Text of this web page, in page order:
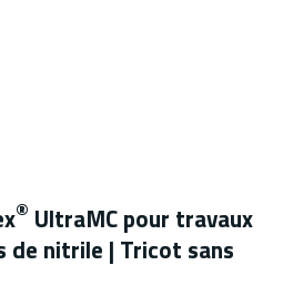
® UltraMC pour travaux
de nitrile | Tricot sans